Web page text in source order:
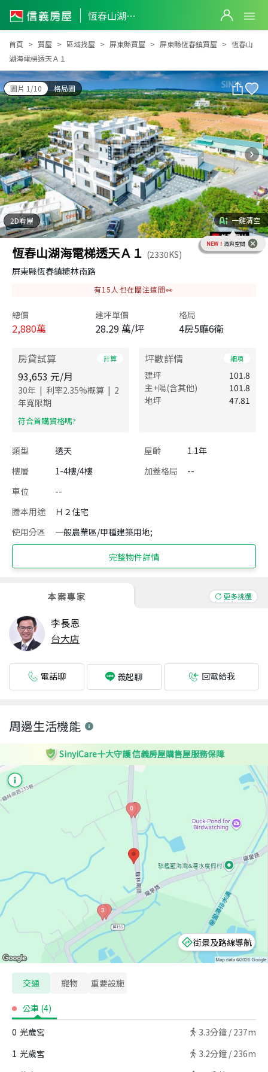
恆春山湖海電梯透天Ａ１
恆春山湖海電梯透天Ａ１
首頁 買屋 區域找屋 屏東縣買屋 屏東縣恆春鎮買屋
恆春山
湖海電梯透天Ａ１
圖片 1/10 格局圖
2D看屋 一鍵清空
NEW！ 清爽空間
恆春山湖海電梯透天Ａ１ (2330KS)
屏東縣恆春鎮糠林南路
有15 人也在關注這間👀
總價
2,880萬
建坪單價
28.29 萬/坪
格局
4房5廳6衛
房貸試算 計算
93,653 元/月
30年 | 利率2.35%概算 | 2
年寬限期
​符合首購資格嗎?
坪數詳情 細項
建坪
101.8
主+陽(含其他)
101.8
地坪
47.81
類型 透天 屋齡
1.1年
樓層
1-4樓/4樓 加蓋格局
--
車位
--
謄本用途
Ｈ２住宅
使用分區
一般農業區/甲種建築用地;
完整物件詳情
本案專家 更多挑選
李長恩
台大店
電話聊 義起聊 回電給我
周邊生活機能
SinyiCare十大守護 信義房屋購售屋服務保障
街景及路線導航
交通 寵物 重要設施
公車 (4)
0 光歲宮 3.3分鐘 / 237m
1 光歲宮 3.2分鐘 / 236m